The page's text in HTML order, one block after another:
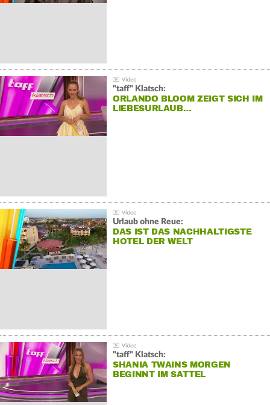
"taff" Klatsch:
ORLANDO BLOOM ZEIGT SICH IM
LIEBESURLAUB…
Urlaub ohne Reue:
DAS IST DAS NACHHALTIGSTE
HOTEL DER WELT
"taff" Klatsch:
SHANIA TWAINS MORGEN
BEGINNT IM SATTEL